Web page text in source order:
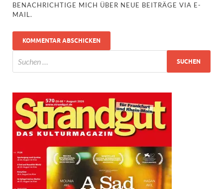
BENACHRICHTIGE MICH ÜBER NEUE BEITRÄGE VIA E-
MAIL.